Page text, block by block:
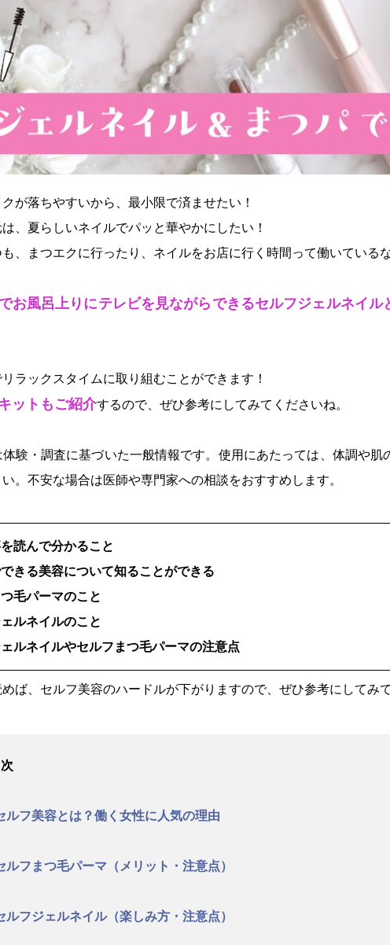
が落ちやすいから、最小限で済ませたい！
、夏らしいネイルでパッと華やかにしたい！
、まつエクに行ったり、ネイルをお店に行く時間って働いている
お風呂上りにテレビを見ながらできるセルフジェルネイ
ラックスタイムに取り組むことができます！
ットもご紹介するので、ぜひ参考にしてみてくださいね。
験・調査に基づいた一般情報です。使用にあたっては、体調や肌
。不安な場合は医師や専門家への相談をおすすめします。
読んで分かること
きる美容について知ることができる
毛パーマのこと
ルネイルのこと
ルネイルやセルフまつ毛パーマの注意点
ば、セルフ美容のハードルが下がりますので、ぜひ参考にしてみ
ルフ美容とは？働く女性に人気の理由
ルフまつ毛パーマ（メリット・注意点）
ルフジェルネイル（楽しみ方・注意点）